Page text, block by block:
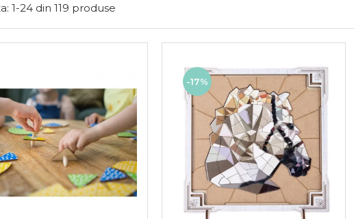
1-24din 119 produse
-17%